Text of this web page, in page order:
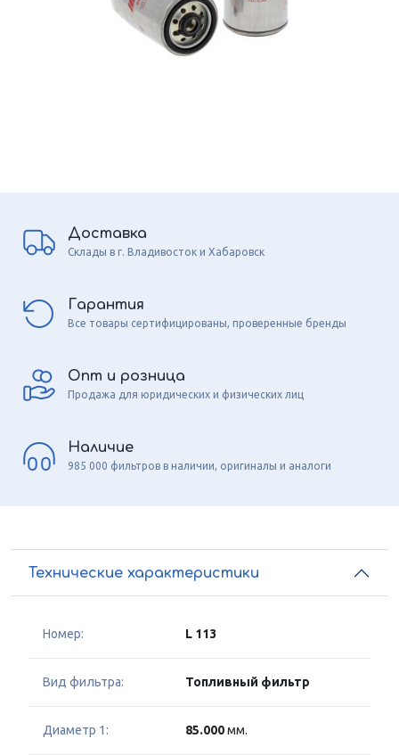
Доставка
Склады в г. Владивосток и Хабаровск
Гарантия
Все товары сертифицированы, проверенные бренды
Опт и розница
Продажа для юридических и физических лиц
Наличие
985 000 фильтров в наличии, оригиналы и аналоги
Технические характеристики
Номер: L 113
Вид фильтра: Топливный фильтр
Диаметр 1: 85.000мм.